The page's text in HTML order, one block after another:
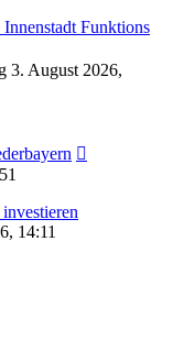
Funktions
3. August 2026,
14:11